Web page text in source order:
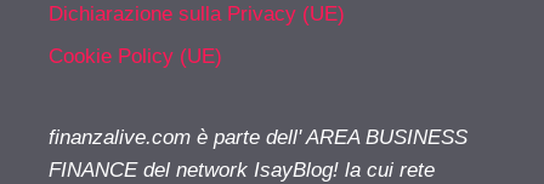
Dichiarazione sulla Privacy (UE)
Cookie Policy (UE)
finanzalive.com è parte dell' AREA BUSINESS
FINANCE del network IsayBlog! la cui rete